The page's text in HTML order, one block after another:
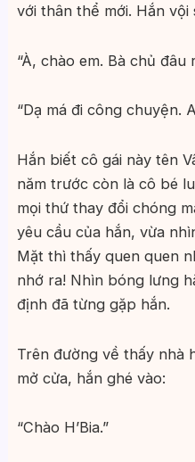
với thân thể mới. Hắn vội
“À, chào em. Bà chủ đâu
“Dạ má đi công chuyện.
Hắn biết cô gái này tên
năm trước còn là cô bé
mọi thứ thay đổi chóng
yêu cầu của hắn, vừa
Mặt thì thấy quen quen
nhớ ra! Nhìn bóng lưng
định đã từng gặp hắn.
Trên đường về thấy nhà
mở cửa, hắn ghé vào:
“Chào H’Bia.”